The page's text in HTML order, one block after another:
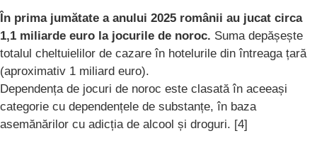
În prima jumătate a anului 2025 românii au jucat circa
1,1 miliarde euro la jocurile de noroc. Suma depășește
totalul cheltuielilor de cazare în hotelurile din întreaga țară
(aproximativ 1 miliard euro).
Dependența de jocuri de noroc este clasată în aceeași
categorie cu dependențele de substanțe, în baza
asemănărilor cu adicția de alcool și droguri. [4]